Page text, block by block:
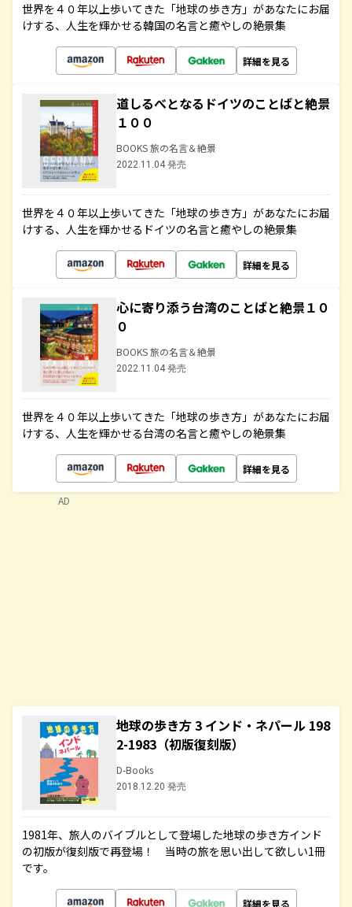
世界を４０年以上歩いてきた「地球の歩き方」があなたにお届
けする、人生を輝かせる韓国の名言と癒やしの絶景集
詳細を見る
道しるべとなるドイツのことばと絶景
１００
BOOKS 旅の名言＆絶景
2022.11.04 発売
世界を４０年以上歩いてきた「地球の歩き方」があなたにお届
けする、人生を輝かせるドイツの名言と癒やしの絶景集
詳細を見る
心に寄り添う台湾のことばと絶景１０
０
BOOKS 旅の名言＆絶景
2022.11.04 発売
世界を４０年以上歩いてきた「地球の歩き方」があなたにお届
けする、人生を輝かせる台湾の名言と癒やしの絶景集
詳細を見る
地球の歩き方 3 インド・ネパール 198
2-1983（初版復刻版）
D-Books
2018.12.20 発売
1981年、旅人のバイブルとして登場した地球の歩き方インド
の初版が復刻版で再登場！ 当時の旅を思い出して欲しい1冊
です。
詳細を見る
AD